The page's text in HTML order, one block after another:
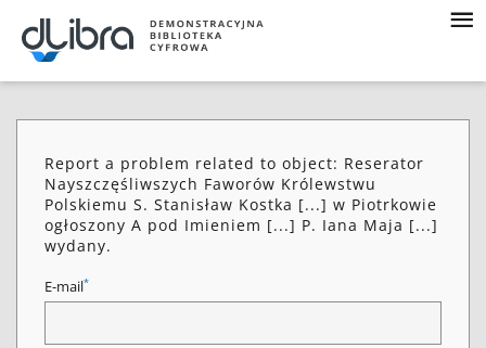
Report a problem related to object: Reserator
Nayszczęśliwszych Faworów Królewstwu
Polskiemu S. Stanisław Kostka [...] w Piotrkowie
ogłoszony A pod Imieniem [...] P. Iana Maja [...]
wydany.
E-mail*